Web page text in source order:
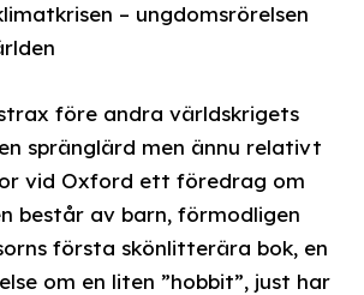
– ungdomsrörelsen
före andra världskrigets
spränglärd men ännu relativt
vid Oxford ett föredrag om
består av barn, förmodligen
första skönlitterära bok, en
om en liten ”hobbit”, just har